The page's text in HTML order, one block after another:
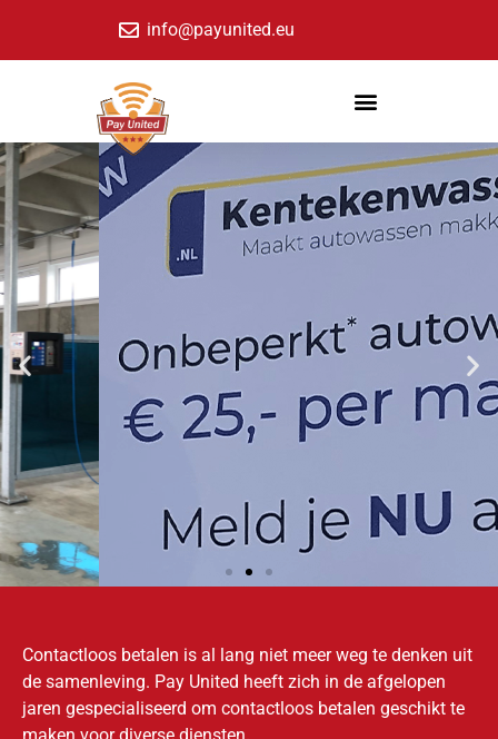
info@payunited.eu
Kentekenwassen.nl
Meer lezen
Contactloos betalen is al lang niet meer weg te denken uit
de samenleving. Pay United heeft zich in de afgelopen
jaren gespecialiseerd om contactloos betalen geschikt te